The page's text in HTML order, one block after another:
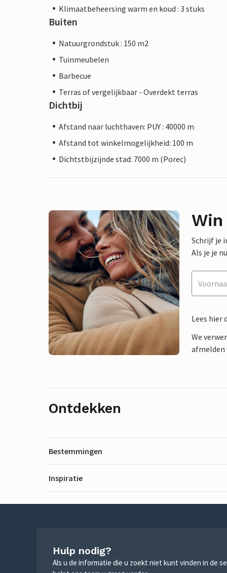
Klimaatbeheersing warm en koud : 3 stuks
Buiten
Natuurgrondstuk : 150 m2
Tuinmeubelen
Barbecue
Terras of vergelijkbaar - Overdekt terras
Dichtbij
Afstand naar luchthaven: PUY : 40000 m
Afstand tot winkelmogelijkheid: 100 m
Dichtstbijzijnde stad: 7000 m (Porec)
Schrijf je
Als je je
Lees hier
We
afmelden
Ontdekken
Bestemmingen
Inspiratie
Hulp nodig?
Als u de informatie die u zoekt niet kunt vinden in de